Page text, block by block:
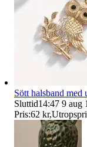
Sött halsband med
Sluttid14:47 9 aug
Pris:62 kr,